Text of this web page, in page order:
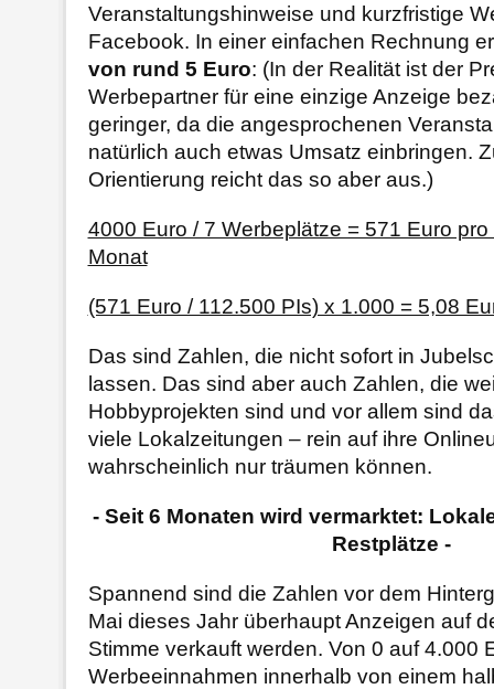
Veranstaltungshinweise und kurzfristige
Facebook. In einer einfachen Rechnung
von rund 5 Euro: (In der Realität ist der
Werbepartner für eine einzige Anzeige
geringer, da die angesprochenen
natürlich auch etwas Umsatz einbringen.
Orientierung reicht das so aber aus.)
4000 Euro / 7 Werbeplätze = 571 Euro
Monat
(571 Euro / 112.500 PIs) x 1.000 = 5,08
Das sind Zahlen, die nicht sofort in
lassen. Das sind aber auch Zahlen, die
Hobbyprojekten sind und vor allem sind
viele Lokalzeitungen – rein auf ihre
wahrscheinlich nur träumen können.
- Seit 6 Monaten wird vermarktet:
Restplätze -
Spannend sind die Zahlen vor dem
Mai dieses Jahr überhaupt Anzeigen auf
Stimme verkauft werden. Von 0 auf 4.000
Werbeeinnahmen innerhalb von einem